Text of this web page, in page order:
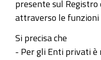
presente sul Registro
attraverso le funzioni
Si precisa che
- Per gli Enti privati è